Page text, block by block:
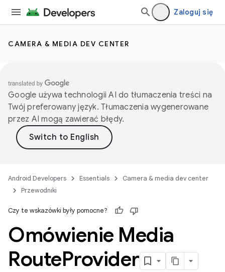
Zaloguj się
CAMERA & MEDIA DEV CENTER
Google używa technologii AI do tłumaczenia treści na
Twój preferowany język. Tłumaczenia wygenerowane
przez AI mogą zawierać błędy.
Android Developers Essentials
Camera & media dev center
Przewodniki
Czy te wskazówki były pomocne?
Omówienie Media
RouteProvider